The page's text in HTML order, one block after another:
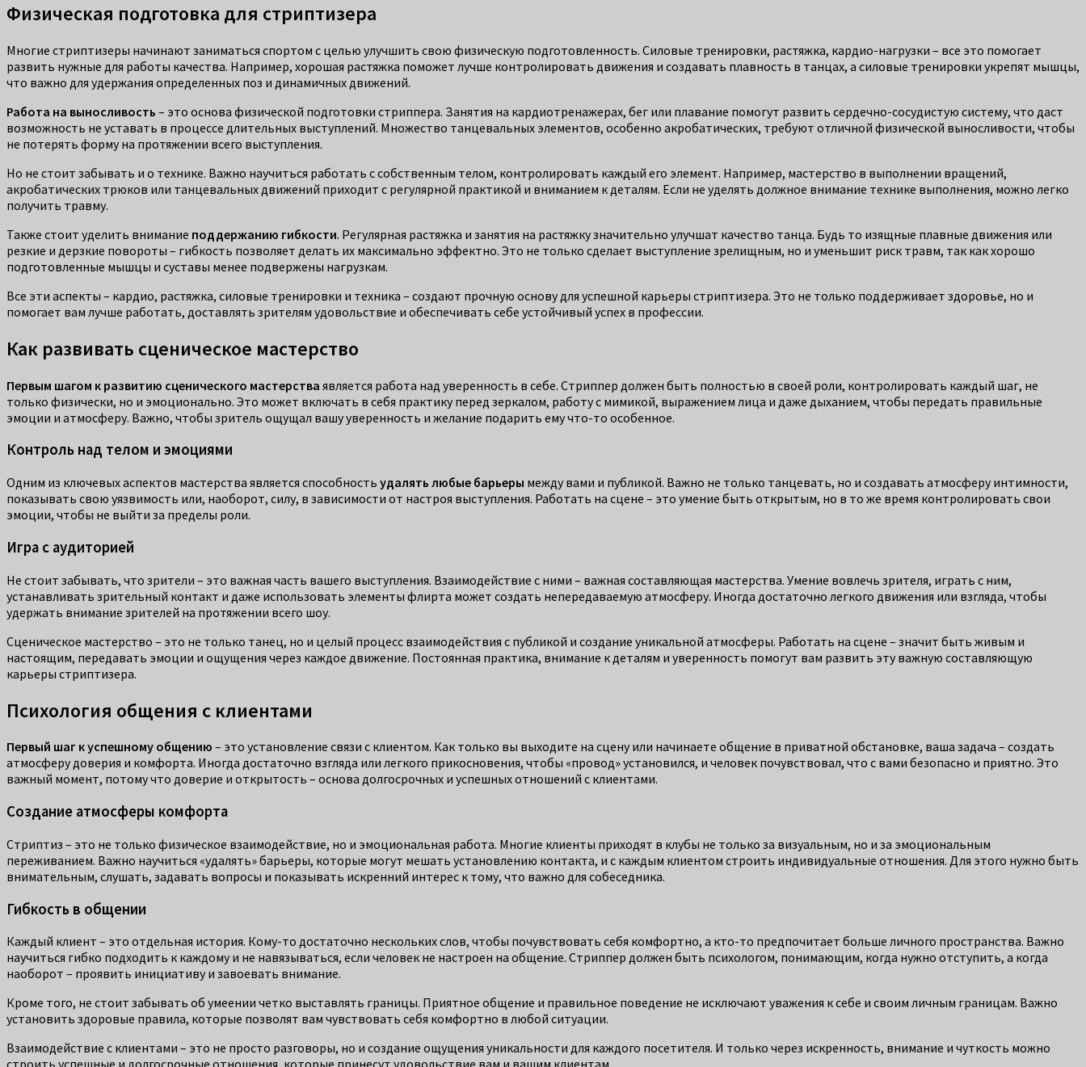
Физическая подготовка для стриптизера
Многие стриптизеры начинают заниматься спортом с целью улучшить свою физическую подготовленность. Силовые тренировки, растяжка, кардио-нагрузки – все это помогает
развить нужные для работы качества. Например, хорошая растяжка поможет лучше контролировать движения и создавать плавность в танцах, а силовые тренировки укрепят мышцы,
что важно для удержания определенных поз и динамичных движений.
Работа на выносливость – это основа физической подготовки стриппера. Занятия на кардиотренажерах, бег или плавание помогут развить сердечно-сосудистую систему, что даст
возможность не уставать в процессе длительных выступлений. Множество танцевальных элементов, особенно акробатических, требуют отличной физической выносливости, чтобы
не потерять форму на протяжении всего выступления.
Но не стоит забывать и о технике. Важно научиться работать с собственным телом, контролировать каждый его элемент. Например, мастерство в выполнении вращений,
акробатических трюков или танцевальных движений приходит с регулярной практикой и вниманием к деталям. Если не уделять должное внимание технике выполнения, можно легко
получить травму.
Также стоит уделить внимание поддержанию гибкости. Регулярная растяжка и занятия на растяжку значительно улучшат качество танца. Будь то изящные плавные движения или
резкие и дерзкие повороты – гибкость позволяет делать их максимально эффектно. Это не только сделает выступление зрелищным, но и уменьшит риск травм, так как хорошо
подготовленные мышцы и суставы менее подвержены нагрузкам.
Все эти аспекты – кардио, растяжка, силовые тренировки и техника – создают прочную основу для успешной карьеры стриптизера. Это не только поддерживает здоровье, но и
помогает вам лучше работать, доставлять зрителям удовольствие и обеспечивать себе устойчивый успех в профессии.
Как развивать сценическое мастерство
Первым шагом к развитию сценического мастерства является работа над уверенность в себе. Стриппер должен быть полностью в своей роли, контролировать каждый шаг, не
только физически, но и эмоционально. Это может включать в себя практику перед зеркалом, работу с мимикой, выражением лица и даже дыханием, чтобы передать правильные
эмоции и атмосферу. Важно, чтобы зритель ощущал вашу уверенность и желание подарить ему что-то особенное.
Контроль над телом и эмоциями
Одним из ключевых аспектов мастерства является способность удалять любые барьеры между вами и публикой. Важно не только танцевать, но и создавать атмосферу интимности,
показывать свою уязвимость или, наоборот, силу, в зависимости от настроя выступления. Работать на сцене – это умение быть открытым, но в то же время контролировать свои
эмоции, чтобы не выйти за пределы роли.
Игра с аудиторией
Не стоит забывать, что зрители – это важная часть вашего выступления. Взаимодействие с ними – важная составляющая мастерства. Умение вовлечь зрителя, играть с ним,
устанавливать зрительный контакт и даже использовать элементы флирта может создать непередаваемую атмосферу. Иногда достаточно легкого движения или взгляда, чтобы
удержать внимание зрителей на протяжении всего шоу.
Сценическое мастерство – это не только танец, но и целый процесс взаимодействия с публикой и создание уникальной атмосферы. Работать на сцене – значит быть живым и
настоящим, передавать эмоции и ощущения через каждое движение. Постоянная практика, внимание к деталям и уверенность помогут вам развить эту важную составляющую
карьеры стриптизера.
Психология общения с клиентами
Первый шаг к успешному общению – это установление связи с клиентом. Как только вы выходите на сцену или начинаете общение в приватной обстановке, ваша задача – создать
атмосферу доверия и комфорта. Иногда достаточно взгляда или легкого прикосновения, чтобы «провод» установился, и человек почувствовал, что с вами безопасно и приятно. Это
важный момент, потому что доверие и открытость – основа долгосрочных и успешных отношений с клиентами.
Создание атмосферы комфорта
Стриптиз – это не только физическое взаимодействие, но и эмоциональная работа. Многие клиенты приходят в клубы не только за визуальным, но и за эмоциональным
переживанием. Важно научиться «удалять» барьеры, которые могут мешать установлению контакта, и с каждым клиентом строить индивидуальные отношения. Для этого нужно быть
внимательным, слушать, задавать вопросы и показывать искренний интерес к тому, что важно для собеседника.
Гибкость в общении
Каждый клиент – это отдельная история. Кому-то достаточно нескольких слов, чтобы почувствовать себя комфортно, а кто-то предпочитает больше личного пространства. Важно
научиться гибко подходить к каждому и не навязываться, если человек не настроен на общение. Стриппер должен быть психологом, понимающим, когда нужно отступить, а когда
наоборот – проявить инициативу и завоевать внимание.
Кроме того, не стоит забывать об умеении четко выставлять границы. Приятное общение и правильное поведение не исключают уважения к себе и своим личным границам. Важно
установить здоровые правила, которые позволят вам чувствовать себя комфортно в любой ситуации.
Взаимодействие с клиентами – это не просто разговоры, но и создание ощущения уникальности для каждого посетителя. И только через искренность, внимание и чуткость можно